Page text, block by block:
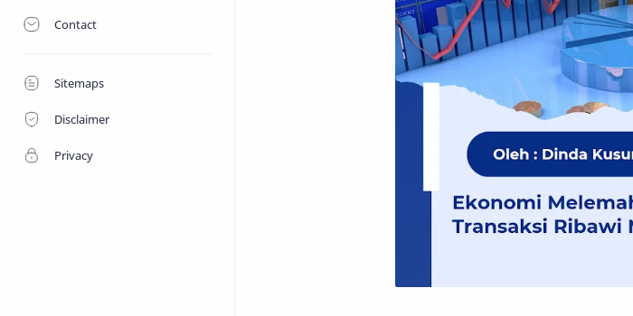
Contact
Sitemaps
Disclaimer
Privacy